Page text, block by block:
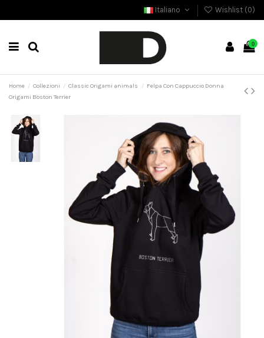
Italiano Wishlist (0)
0
Home Collezioni Classic Origami animals
Felpa Con Cappuccio Donna
Origami Boston Terrier